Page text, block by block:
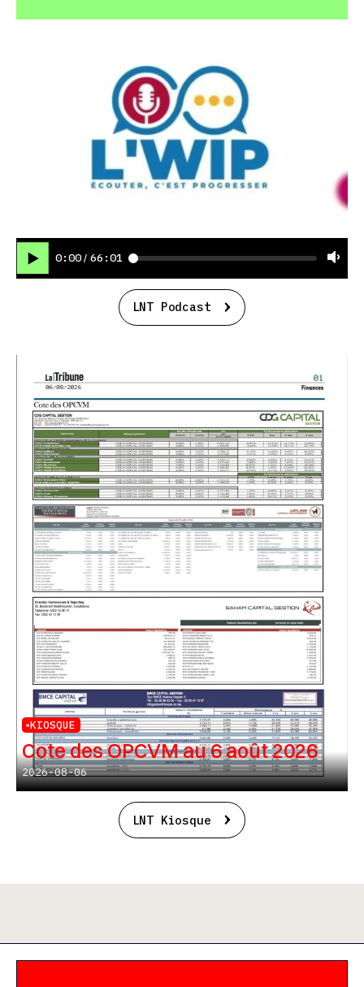
0:00 / 66:01
LNT Podcast
KIOSQUE
Cote des OPCVM au 6 août 2026
2026-08-06
LNT Kiosque